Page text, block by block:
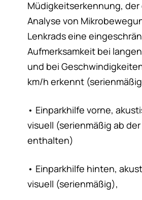
Müdigkeitserkennung, der
Analyse von
Lenkrads eine
Aufmerksamkeit bei
und bei
km/h erkennt
• Einparkhilfe vorne,
visuell (serienmäßig ab der
enthalten)
• Einparkhilfe hinten,
visuell (serienmäßig),